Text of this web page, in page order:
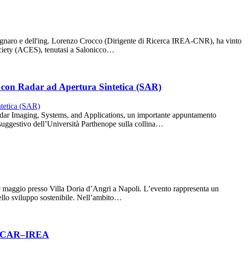
e dell'ing. Lorenzo Crocco (Dirigente di Ricerca IREA-CNR), ha vinto
(ACES), tenutasi a Salonicco…
Radar ad Apertura Sintetica (SAR)
Imaging, Systems, and Applications, un importante appuntamento
dell’Università Parthenope sulla collina…
presso Villa Doria d’Angri a Napoli. L’evento rappresenta un
sviluppo sostenibile. Nell’ambito…